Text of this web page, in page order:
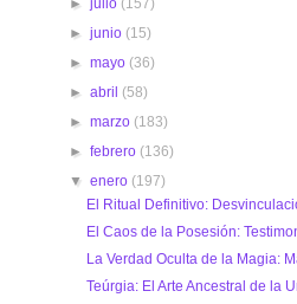
► julio (157)
► junio (15)
► mayo (36)
► abril (58)
► marzo (183)
► febrero (136)
▼ enero (197)
El Ritual Definitivo:
El Caos de la Posesión:
La Verdad Oculta de la Magia:
Teúrgia: El Arte Ancestral de la